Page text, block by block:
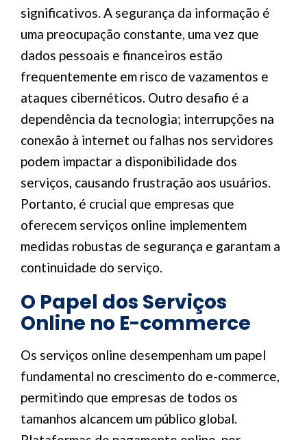
significativos. A segurança da informação é
uma preocupação constante, uma vez que
dados pessoais e financeiros estão
frequentemente em risco de vazamentos e
ataques cibernéticos. Outro desafio é a
dependência da tecnologia; interrupções na
conexão à internet ou falhas nos servidores
podem impactar a disponibilidade dos
serviços, causando frustração aos usuários.
Portanto, é crucial que empresas que
oferecem serviços online implementem
medidas robustas de segurança e garantam a
continuidade do serviço.
O Papel dos Serviços
Online no E-commerce
Os serviços online desempenham um papel
fundamental no crescimento do e-commerce,
permitindo que empresas de todos os
tamanhos alcancem um público global.